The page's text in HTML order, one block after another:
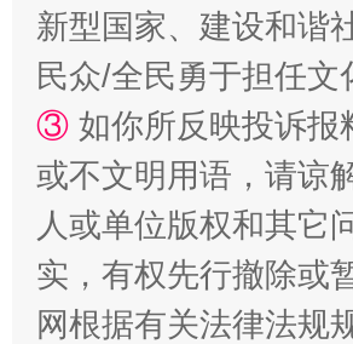
扯下公款旅游的“隐身衣”
新型国家、建设和谐
民众/全民勇于担任
③ 如你所反映投诉报
或不文明用语，请谅
人或单位版权和其它
实，有权先行撤除或
网根据有关法律法规